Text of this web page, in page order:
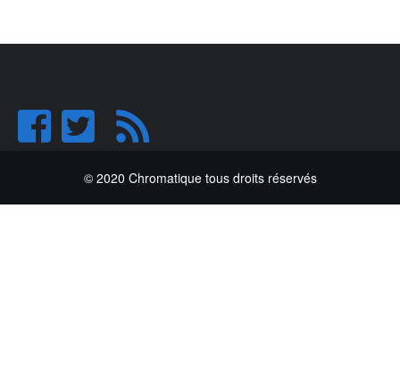
© 2020 Chromatique tous droits réservés